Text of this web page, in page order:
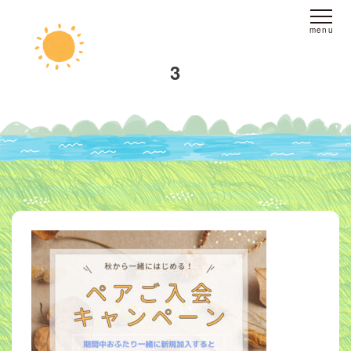
ホーム
スタジオへのアクセス
レッスンについて
スタジオレッスン
オンラインレッスン
インストラクター派遣
ブログ
お客様の声
お問い合わせ
3